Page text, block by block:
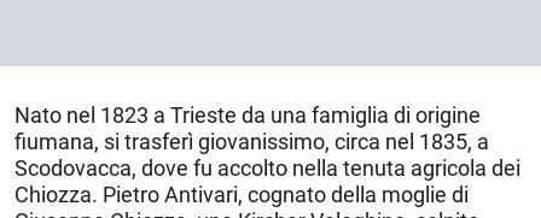
Nato nel 1823 a Trieste da una famiglia di origine
fiumana, si trasferì giovanissimo, circa nel 1835, a
Scodovacca, dove fu accolto nella tenuta agricola dei
Chiozza. Pietro Antivari, cognato della moglie di